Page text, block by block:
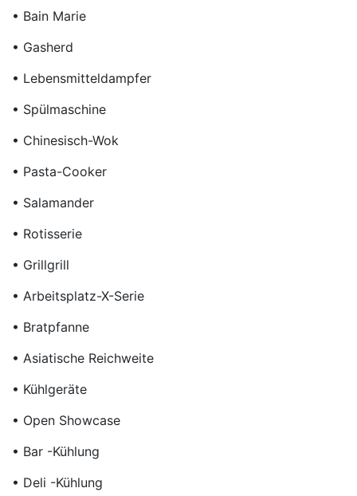
• Bain Marie
• Gasherd
• Lebensmitteldampfer
• Spülmaschine
• Chinesisch-Wok
• Pasta-Cooker
• Salamander
• Rotisserie
• Grillgrill
• Arbeitsplatz-X-Serie
• Bratpfanne
• Asiatische Reichweite
• Kühlgeräte
• Open Showcase
• Bar -Kühlung
• Deli -Kühlung